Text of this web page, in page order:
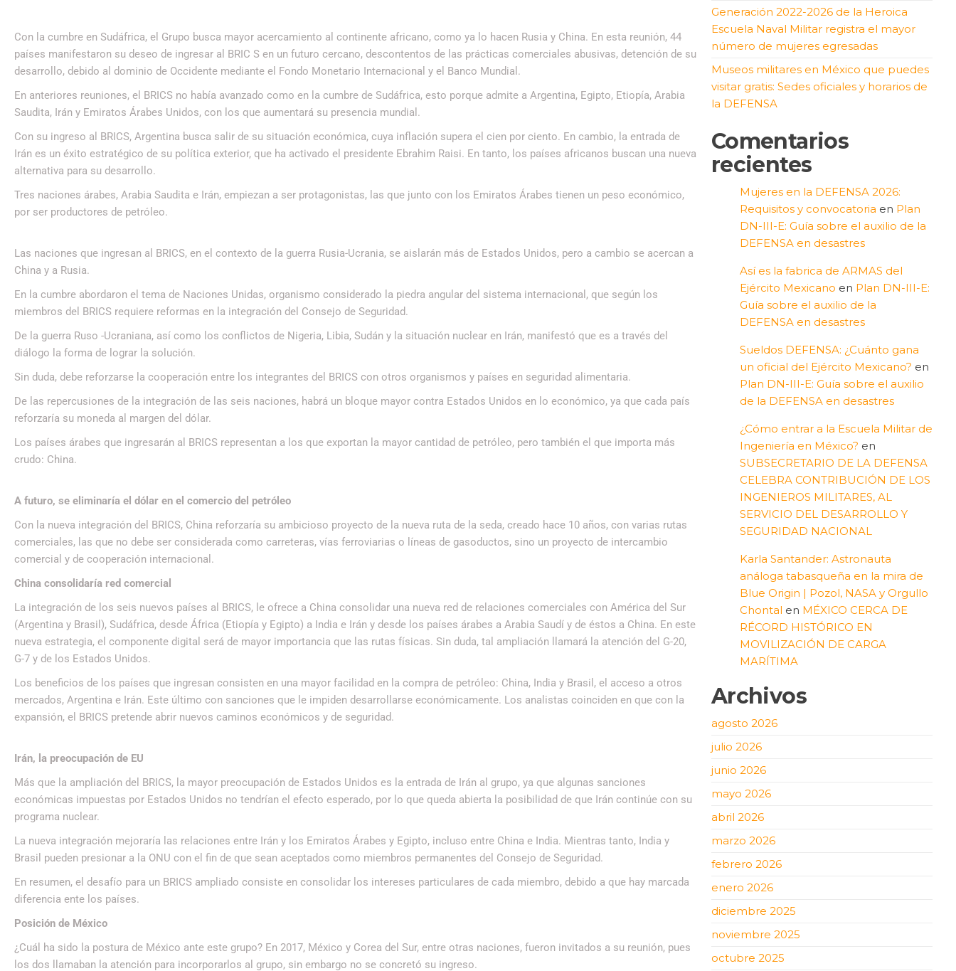
Con la cumbre en Sudáfrica, el Grupo busca mayor acercamiento al continente africano, como ya lo hacen Rusia y China. En esta reunión, 44
países manifestaron su deseo de ingresar al BRIC S en un futuro cercano, descontentos de las prácticas comerciales abusivas, detención de su
desarrollo, debido al dominio de Occidente mediante el Fondo Monetario Internacional y el Banco Mundial.
En anteriores reuniones, el BRICS no había avanzado como en la cumbre de Sudáfrica, esto porque admite a Argentina, Egipto, Etiopía, Arabia
Saudita, Irán y Emiratos Árabes Unidos, con los que aumentará su presencia mundial.
Con su ingreso al BRICS, Argentina busca salir de su situación económica, cuya inflación supera el cien por ciento. En cambio, la entrada de
Irán es un éxito estratégico de su política exterior, que ha activado el presidente Ebrahim Raisi. En tanto, los países africanos buscan una nueva
alternativa para su desarrollo.
Tres naciones árabes, Arabia Saudita e Irán, empiezan a ser protagonistas, las que junto con los Emiratos Árabes tienen un peso económico,
por ser productores de petróleo.
Las naciones que ingresan al BRICS, en el contexto de la guerra Rusia-Ucrania, se aislarán más de Estados Unidos, pero a cambio se acercan a
China y a Rusia.
En la cumbre abordaron el tema de Naciones Unidas, organismo considerado la piedra angular del sistema internacional, que según los
miembros del BRICS requiere reformas en la integración del Consejo de Seguridad.
De la guerra Ruso -Ucraniana, así como los conflictos de Nigeria, Libia, Sudán y la situación nuclear en Irán, manifestó que es a través del
diálogo la forma de lograr la solución.
Sin duda, debe reforzarse la cooperación entre los integrantes del BRICS con otros organismos y países en seguridad alimentaria.
De las repercusiones de la integración de las seis naciones, habrá un bloque mayor contra Estados Unidos en lo económico, ya que cada país
reforzaría su moneda al margen del dólar.
Los países árabes que ingresarán al BRICS representan a los que exportan la mayor cantidad de petróleo, pero también el que importa más
crudo: China.
A futuro, se eliminaría el dólar en el comercio del petróleo
Con la nueva integración del BRICS, China reforzaría su ambicioso proyecto de la nueva ruta de la seda, creado hace 10 años, con varias rutas
comerciales, las que no debe ser considerada como carreteras, vías ferroviarias o líneas de gasoductos, sino un proyecto de intercambio
comercial y de cooperación internacional.
China consolidaría red comercial
La integración de los seis nuevos países al BRICS, le ofrece a China consolidar una nueva red de relaciones comerciales con América del Sur
(Argentina y Brasil), Sudáfrica, desde África (Etiopía y Egipto) a India e Irán y desde los países árabes a Arabia Saudí y de éstos a China. En este
nueva estrategia, el componente digital será de mayor importancia que las rutas físicas. Sin duda, tal ampliación llamará la atención del G-20,
G-7 y de los Estados Unidos.
Los beneficios de los países que ingresan consisten en una mayor facilidad en la compra de petróleo: China, India y Brasil, el acceso a otros
mercados, Argentina e Irán. Este último con sanciones que le impiden desarrollarse económicamente. Los analistas coinciden en que con la
expansión, el BRICS pretende abrir nuevos caminos económicos y de seguridad.
Irán, la preocupación de EU
Más que la ampliación del BRICS, la mayor preocupación de Estados Unidos es la entrada de Irán al grupo, ya que algunas sanciones
económicas impuestas por Estados Unidos no tendrían el efecto esperado, por lo que queda abierta la posibilidad de que Irán continúe con su
programa nuclear.
La nueva integración mejoraría las relaciones entre Irán y los Emiratos Árabes y Egipto, incluso entre China e India. Mientras tanto, India y
Brasil pueden presionar a la ONU con el fin de que sean aceptados como miembros permanentes del Consejo de Seguridad.
En resumen, el desafío para un BRICS ampliado consiste en consolidar los intereses particulares de cada miembro, debido a que hay marcada
diferencia ente los países.
Posición de México
¿Cuál ha sido la postura de México ante este grupo? En 2017, México y Corea del Sur, entre otras naciones, fueron invitados a su reunión, pues
los dos llamaban la atención para incorporarlos al grupo, sin embargo no se concretó su ingreso.
Generación 2022-2026 de la Heroica
Escuela Naval Militar registra el mayor
número de mujeres egresadas
Museos militares en México que puedes
visitar gratis: Sedes oficiales y horarios de
la DEFENSA
Comentarios
recientes
Mujeres en la DEFENSA 2026:
Requisitos y convocatoria en Plan
DN-III-E: Guía sobre el auxilio de la
DEFENSA en desastres
Así es la fabrica de ARMAS del
Ejército Mexicano en Plan DN-III-E:
Guía sobre el auxilio de la
DEFENSA en desastres
Sueldos DEFENSA: ¿Cuánto gana
un oficial del Ejército Mexicano? en
Plan DN-III-E: Guía sobre el auxilio
de la DEFENSA en desastres
¿Cómo entrar a la Escuela Militar de
Ingeniería en México? en
SUBSECRETARIO DE LA DEFENSA
CELEBRA CONTRIBUCIÓN DE LOS
INGENIEROS MILITARES, AL
SERVICIO DEL DESARROLLO Y
SEGURIDAD NACIONAL
Karla Santander: Astronauta
análoga tabasqueña en la mira de
Blue Origin | Pozol, NASA y Orgullo
Chontal en MÉXICO CERCA DE
RÉCORD HISTÓRICO EN
MOVILIZACIÓN DE CARGA
MARÍTIMA
Archivos
agosto 2026
julio 2026
junio 2026
mayo 2026
abril 2026
marzo 2026
febrero 2026
enero 2026
diciembre 2025
noviembre 2025
octubre 2025